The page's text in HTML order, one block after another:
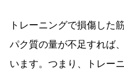
トレーニングで損傷した
パク質の量が不足すれば
います。つまり、トレー